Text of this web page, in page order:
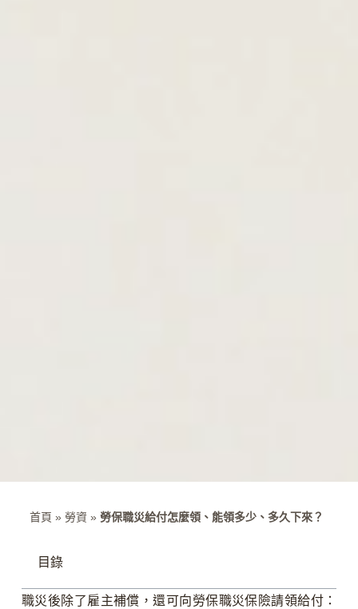
首頁 » 勞資» 勞保職災給付怎麼領、能領多少、多久下來？
目錄
職災後除了雇主補償，還可向勞保職災保險請領給付：